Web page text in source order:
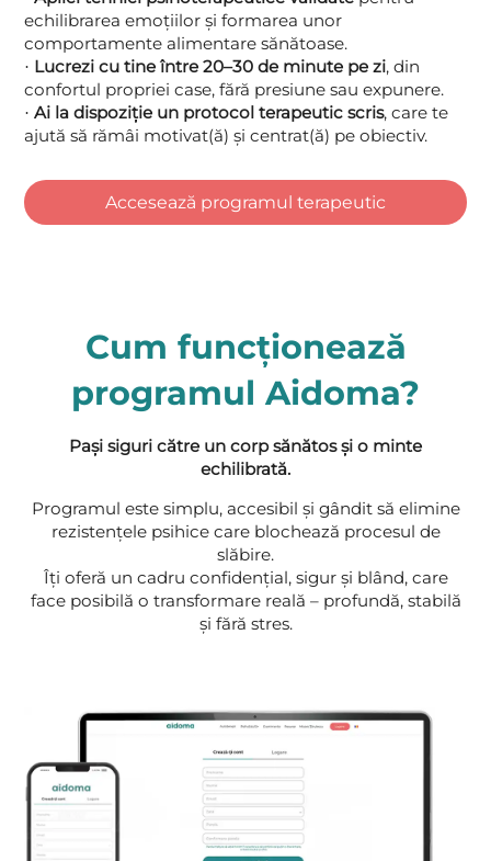
echilibrarea emoțiilor și formarea unor
comportamente alimentare sănătoase.
· Lucrezi cu tine între 20–30 de minute pe zi, din
confortul propriei case, fără presiune sau expunere.
· Ai la dispoziție un protocol terapeutic scris, care te
ajută să rămâi motivat(ă) și centrat(ă) pe obiectiv.
Accesează programul terapeutic
Cum funcționează
programul Aidoma?
Pași siguri către un corp sănătos și o minte
echilibrată.
Programul este simplu, accesibil și gândit să elimine
rezistențele psihice care blochează procesul de
slăbire.
Îți oferă un cadru confidențial, sigur și blând, care
face posibilă o transformare reală – profundă, stabilă
și fără stres.